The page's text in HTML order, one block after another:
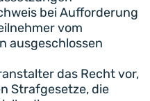
bei Aufforderung
vom
ausgeschlossen
das Recht vor,
Strafgesetze, die